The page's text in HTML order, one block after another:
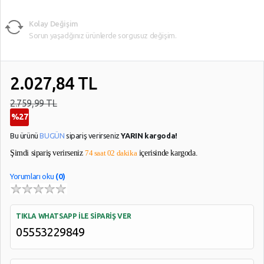
Kolay Değişim
Sorun yaşadğınız ürünlerde sorgusuz değişim.
2.027,84TL
2.759,99 TL
%27
Bu ürünüBUGÜN sipariş verirsenizYARIN kargoda!
Şimdi sipariş verirseniz 74 saat 02 dakika içerisinde kargoda.
Yorumları oku (0)
TIKLA WHATSAPP İLE SİPARİŞ VER
05553229849